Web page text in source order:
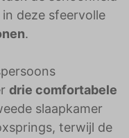
deze sfeervolle
.
drie comfortabele
slaapkamer
terwijl de